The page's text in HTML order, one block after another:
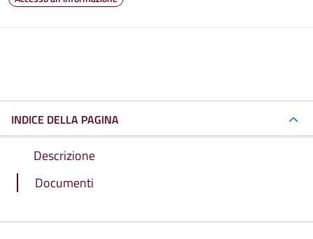
INDICE DELLA PAGINA
Descrizione
Documenti